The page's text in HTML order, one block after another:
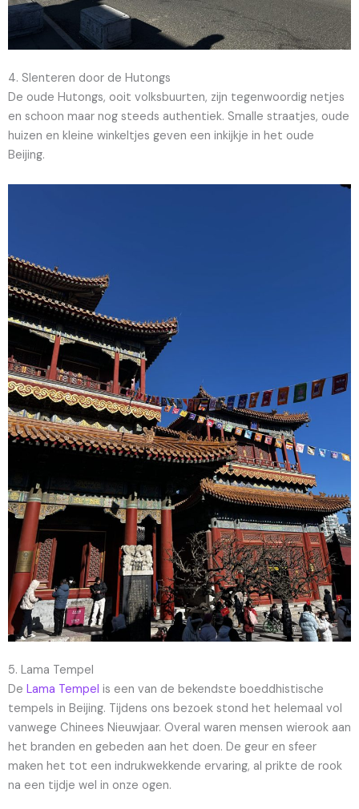
4. Slenteren door de Hutongs
De oude Hutongs, ooit volksbuurten, zijn tegenwoordig netjes
en schoon maar nog steeds authentiek. Smalle straatjes, oude
huizen en kleine winkeltjes geven een inkijkje in het oude
Beijing.
5. Lama Tempel
De Lama Tempel is een van de bekendste boeddhistische
tempels in Beijing. Tijdens ons bezoek stond het helemaal vol
vanwege Chinees Nieuwjaar. Overal waren mensen wierook aan
het branden en gebeden aan het doen. De geur en sfeer
maken het tot een indrukwekkende ervaring, al prikte de rook
na een tijdje wel in onze ogen.